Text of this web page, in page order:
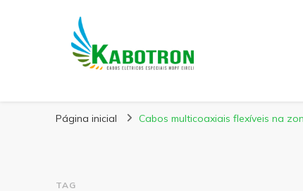
Kabotron
Página inicial Cabos multicoaxiais flexíveis na
TAG